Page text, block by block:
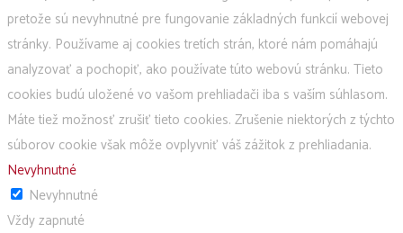
pretože sú nevyhnutné pre fungovanie základných funkcií webovej
stránky. Používame aj cookies tretích strán, ktoré nám pomáhajú
analyzovať a pochopiť, ako používate túto webovú stránku. Tieto
cookies budú uložené vo vašom prehliadači iba s vaším súhlasom.
Máte tiež možnosť zrušiť tieto cookies. Zrušenie niektorých z týchto
súborov cookie však môže ovplyvniť váš zážitok z prehliadania.
Nevyhnutné
Nevyhnutné
Vždy zapnuté